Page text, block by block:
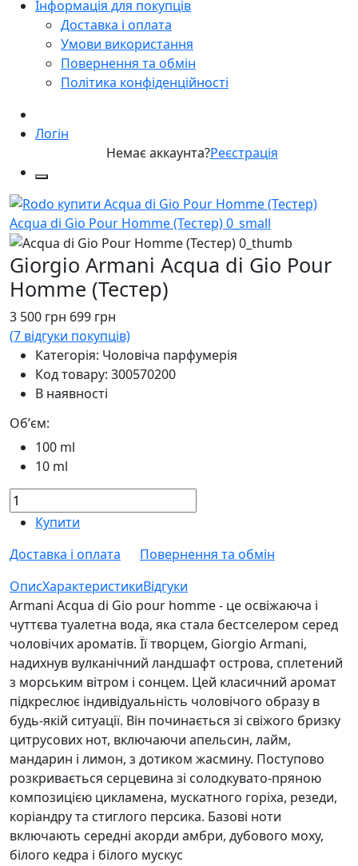
Інформація для покупців
Доставка і оплата
Умови використання
Повернення та обмін
Політика конфіденційності
Логін
Немає аккаунта?Реєстрація
Giorgio Armani Acqua di Gio Pour
Homme (Тестер)
3 500 грн 699 грн
(7 відгуки покупців)
Категорія: Чоловіча парфумерія
Код товару: 300570200
В наявності
Обʼєм:
100 ml
10 ml
Купити
Доставка і оплата
Повернення та обмін
ОписХарактеристикиВідгуки
Armani Acqua di Gio pour homme - це освіжаюча і
чуттєва туалетна вода, яка стала бестселером серед
чоловічих ароматів. Її творцем, Giorgio Armani,
надихнув вулканічний ландшафт острова, сплетений
з морським вітром і сонцем. Цей класичний аромат
підкреслює індивідуальність чоловічого образу в
будь-якій ситуації. Він починається зі свіжого бризку
цитрусових нот, включаючи апельсин, лайм,
мандарин і лимон, з дотиком жасмину. Поступово
розкривається серцевина зі солодкувато-пряною
композицією цикламена, мускатного горіха, резеди,
коріандру та стиглого персика. Базові ноти
включають середні акорди амбри, дубового моху,
білого кедра і білого мускус